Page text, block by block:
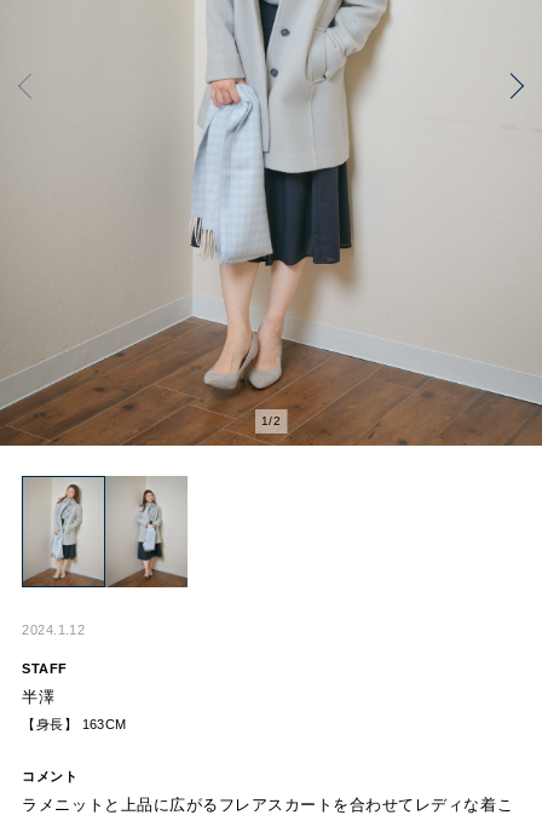
2/2
2024.1.12
STAFF
半澤
【身長】 163CM
コメント
ラメニットと上品に広がるフレアスカートを合わせてレディな着こ